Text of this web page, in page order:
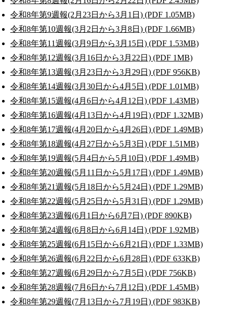
令和8年第9週報(2月23日から3月1日) (PDF 1.05MB)
令和8年第10週報(3月2日から3月8日) (PDF 1.66MB)
令和8年第11週報(3月9日から3月15日) (PDF 1.53MB)
令和8年第12週報(3月16日から3月22日) (PDF 1MB)
令和8年第13週報(3月23日から3月29日) (PDF 956KB)
令和8年第14週報(3月30日から4月5日) (PDF 1.01MB)
令和8年第15週報(4月6日から4月12日) (PDF 1.43MB)
令和8年第16週報(4月13日から4月19日) (PDF 1.32MB)
令和8年第17週報(4月20日から4月26日) (PDF 1.49MB)
令和8年第18週報(4月27日から5月3日) (PDF 1.51MB)
令和8年第19週報(5月4日から5月10日) (PDF 1.49MB)
令和8年第20週報(5月11日から5月17日) (PDF 1.49MB)
令和8年第21週報(5月18日から5月24日) (PDF 1.29MB)
令和8年第22週報(5月25日から5月31日) (PDF 1.29MB)
令和8年第23週報(6月1日から6月7日) (PDF 890KB)
令和8年第24週報(6月8日から6月14日) (PDF 1.92MB)
令和8年第25週報(6月15日から6月21日) (PDF 1.33MB)
令和8年第26週報(6月22日から6月28日) (PDF 633KB)
令和8年第27週報(6月29日から7月5日) (PDF 756KB)
令和8年第28週報(7月6日から7月12日) (PDF 1.45MB)
令和8年第29週報(7月13日から7月19日) (PDF 983KB)